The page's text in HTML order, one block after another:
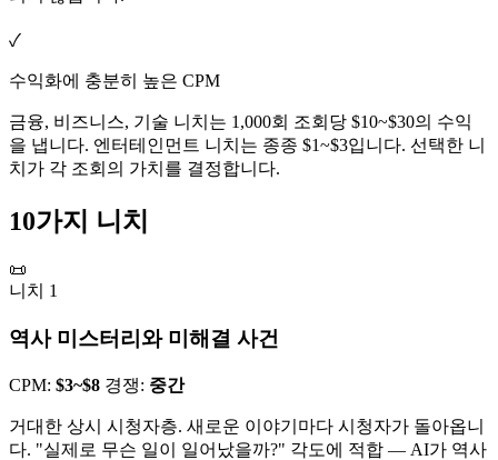
✓
수익화에 충분히 높은 CPM
금융, 비즈니스, 기술 니치는 1,000회 조회당 $10~$30의 수익
을 냅니다. 엔터테인먼트 니치는 종종 $1~$3입니다. 선택한 니
치가 각 조회의 가치를 결정합니다.
10가지 니치
📜
니치 1
역사 미스터리와 미해결 사건
CPM: $3~$8 경쟁: 중간
거대한 상시 시청자층. 새로운 이야기마다 시청자가 돌아옵니
다. "실제로 무슨 일이 일어났을까?" 각도에 적합 — AI가 역사